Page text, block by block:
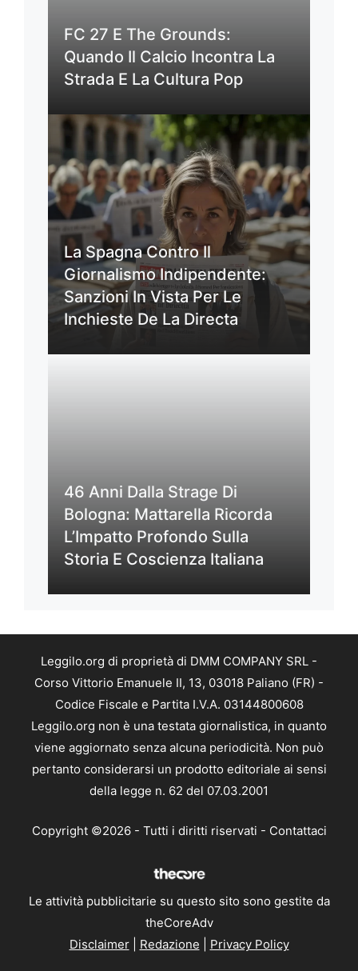
FC 27 E The Grounds:
Quando Il Calcio Incontra La
Strada E La Cultura Pop
La Spagna Contro Il
Giornalismo Indipendente:
Sanzioni In Vista Per Le
Inchieste De La Directa
46 Anni Dalla Strage Di
Bologna: Mattarella Ricorda
L’Impatto Profondo Sulla
Storia E Coscienza Italiana
Leggilo.org di proprietà di DMM COMPANY SRL -
Corso Vittorio Emanuele II, 13, 03018 Paliano (FR) -
Codice Fiscale e Partita I.V.A. 03144800608
Leggilo.org non è una testata giornalistica, in quanto
viene aggiornato senza alcuna periodicità. Non può
pertanto considerarsi un prodotto editoriale ai sensi
della legge n. 62 del 07.03.2001
Copyright ©2026 - Tutti i diritti riservati - Contattaci
Le attività pubblicitarie su questo sito sono gestite da
theCoreAdv
Disclaimer| Redazione Privacy Policy